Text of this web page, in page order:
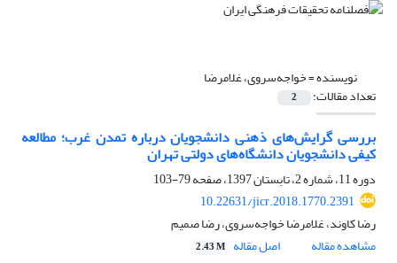
نویسنده =خواجه‌سروی، غلامرضا
تعداد مقالات: 2
بررسی گرایش‌های ذهنی دانشجویان درباره تمدن غرب؛ مطالعه
کیفی دانشجویان دانشگاه‌های دولتی تهران
دوره 11، شماره 2، تابستان 1397، صفحه
79-103
10.22631/jicr.2018.1770.2391
رضا کاوند، غلامرضا خواجه‌سروی، رضا صمیم
مشاهده مقاله
اصل مقاله 2.43 M